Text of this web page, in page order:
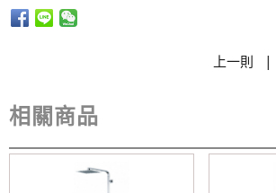
上一則 |
相關商品